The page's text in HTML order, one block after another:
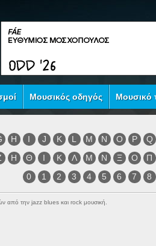
Μουσικός οδηγός Μουσικό
H I J K L M N O P
Q
Η Θ Ι Κ Λ Μ Ν Ξ Ο
Π
0
1 2 3 4 5 6 7 8
από την jazz blues και rock μουσική.